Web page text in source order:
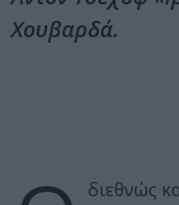
Χουβαρδά.
διεθνώς